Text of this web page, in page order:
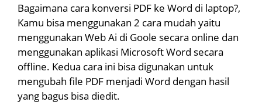
Bagaimana cara konversi PDF ke Word di laptop?,
Kamu bisa menggunakan 2 cara mudah yaitu
menggunakan Web Ai di Goole secara online dan
menggunakan aplikasi Microsoft Word secara
offline. Kedua cara ini bisa digunakan untuk
mengubah file PDF menjadi Word dengan hasil
yang bagus bisa diedit.